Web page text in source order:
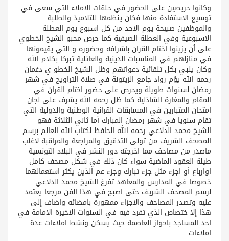
وكانوا حريصين على الحضور في حلقات الاملاء التي سعى في
توسيع الاستفادة منها فكان ينظمها للتلاميذ والطلبة
والموظفين صبيحة يوم الاحد من كل اسبوع يوم العطلة
الاسبوعية وفي العطلة الصيفية كما حرص محبو الشيخ الخطوي
على أن يزينوا اختام القران باشرافه وحضوره و التي يقيمونها
في منازلهم في المناسبات الدينية والعائلية تبركا بكلام الله
وكان يلبي بكل تلقائية دعواتهم وظل الشيخ الخطو ي دغمان
رحمه الله يؤم رواد جامع الزيتونة في صلاة التراويح في شهر
رمضان لسنوات طويلة ويحرص على حضور اختام القران في
المقام والمغارة الشاذلية كما ظل رحمه الله يشرف على لجان
امتحان المتبارين في المسابقات القرانية الوطنية والدولية التي
تقام سنويا في شهر رمضان المبارك أما ثاني الثلاثة فهو
الشيخ محمد الدلاعي رحمه الله الحافظ لكتاب الله العالم برسم
المصحف الشريف من تولى التدقيق والمراجعة والمراقبة لاغلب
ماصدر من مصاحف مما اخرجته دور النشر في البلاد التونسية
طيلة العقود الماضية سواء كان ذلك في شكل مصحف كامل
اوارباع أو اجزء مثل جزء تبارك وجزء عم الذين يكثر استعمالهما
خصوصا في المدارس والمعاهد تفرغ الشيخ محمد الدلاعي
لرسم المصحف الشريف حتى اصبح في هذا الفن مرجعا يعتمد
عليه وتصدر المصاحف والاجزاء ممهورة بامضائه واضاف إلى
هذا إلا ختصاص الذي تفرد فيه في السنوات الاخيرة الامامة في
احد المساجد باحواز العاصمة حيث يسكن ونشط املاءات عدة
املاءات.